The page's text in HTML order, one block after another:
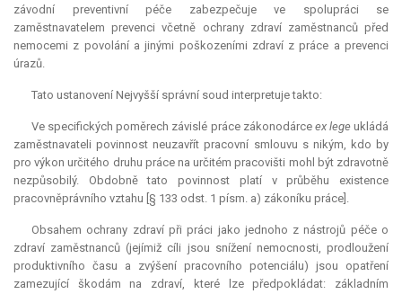
závodní preventivní péče zabezpečuje ve spolupráci se
zaměstnavatelem prevenci včetně ochrany zdraví zaměstnanců před
nemocemi z povolání a jinými poškozeními zdraví z práce a prevenci
úrazů.
Tato ustanovení Nejvyšší správní soud interpretuje takto:
Ve specifických poměrech závislé práce zákonodárce ex legeukládá
zaměstnavateli povinnost neuzavřít pracovní smlouvu s nikým, kdo by
pro výkon určitého druhu práce na určitém pracovišti mohl být zdravotně
nezpůsobilý. Obdobně tato povinnost platí v průběhu existence
pracovněprávního vztahu [§ 133 odst. 1 písm. a) zákoníku práce].
Obsahem ochrany zdraví při práci jako jednoho z nástrojů péče o
zdraví zaměstnanců (jejímiž cíli jsou snížení nemocnosti, prodloužení
produktivního času a zvýšení pracovního potenciálu) jsou opatření
zamezující škodám na zdraví, které lze předpokládat: základním